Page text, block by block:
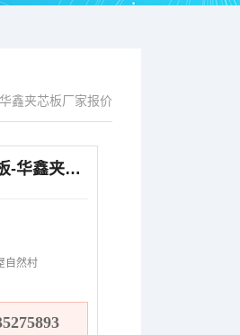
鑫夹芯板厂家报价
中空玻镁板厂家-蚌埠中空玻镁板-华鑫夹芯板厂家报价
自然村